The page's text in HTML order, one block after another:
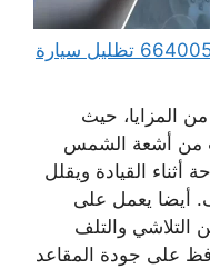
تظليل سيارات متنقل الكويت 66400552 تظليل سيارة
المزايا، حيث
من أشعة الشمس
أثناء القيادة ويقلل
أيضا يعمل على
التلاشي والتلف
على جودة المقاعد